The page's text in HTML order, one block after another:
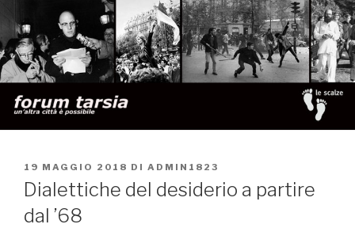
PUBBLICATO
IL
19 MAGGIO 2018 DI ADMIN1823
Dialettiche del desiderio a partire
dal ’68